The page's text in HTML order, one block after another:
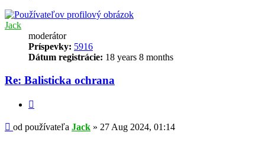
Jack
moderátor
Príspevky: 5916
Dátum registrácie: 18 years 8 months
Re: Balisticka ochrana
Príspevok
od používateľa Jack » 27 Aug 2024, 01:14